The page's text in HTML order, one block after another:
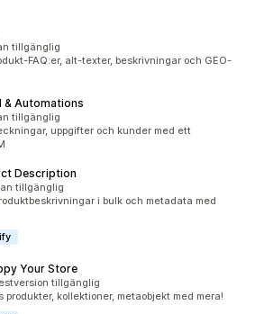
tillgänglig
FAQ:er, alt-texter, beskrivningar och GEO-
& Automations
tillgänglig
uppgifter och kunder med ett
Description
tillgänglig
i bulk och metadata med
Your Store
tillgänglig
produkter, kollektioner, metaobjekt med mera!